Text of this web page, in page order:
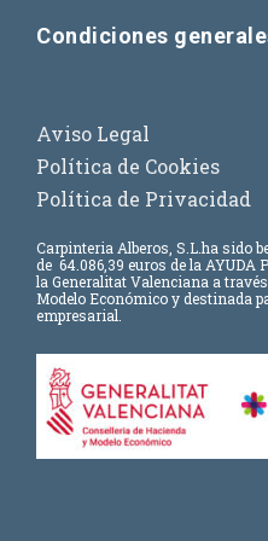
Condiciones
Aviso Legal
Política de Cookies
Política de Privacidad
Carpinteria Alberos, S.L.ha sido
de 64.086,39 euros de la AYUDA
la Generalitat Valenciana a
Modelo Económico y destinada
empresarial.